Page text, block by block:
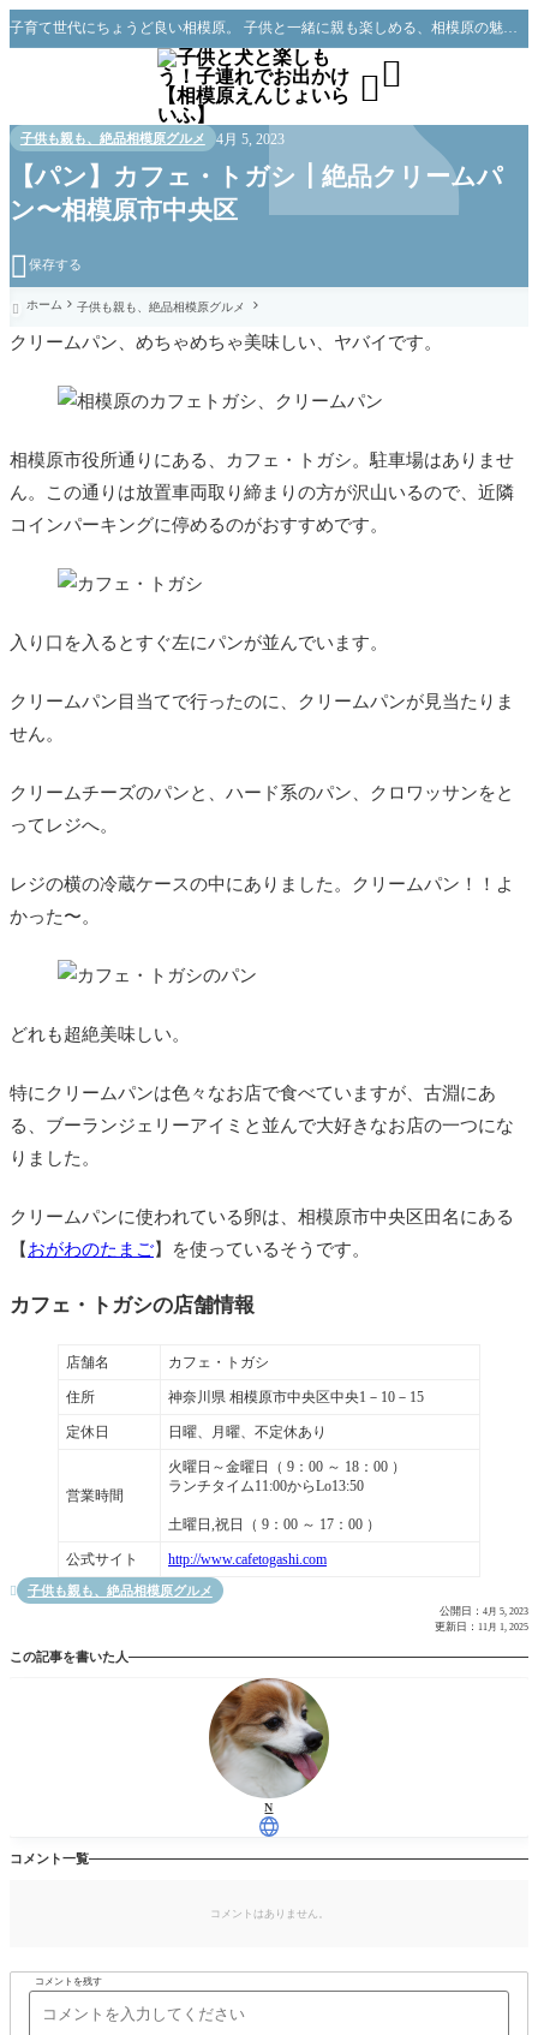
子供も親も、絶品相模原グルメ 4月 5, 2023
【パン】カフェ・トガシ┃絶品クリームパ
ン〜相模原市中央区
 保存する
子育て世代にちょうど良い相模原。 子供と一緒に親も楽しめる、相模原の魅力をお伝えできればと思っています。

 ホーム 子供も親も、絶品相模原グルメ
クリームパン、めちゃめちゃ美味しい、ヤバイです。
相模原市役所通りにある、カフェ・トガシ。駐車場はありませ
ん。この通りは放置車両取り締まりの方が沢山いるので、近隣
コインパーキングに停めるのがおすすめです。
入り口を入るとすぐ左にパンが並んでいます。
クリームパン目当てで行ったのに、クリームパンが見当たりま
せん。
クリームチーズのパンと、ハード系のパン、クロワッサンをと
ってレジへ。
レジの横の冷蔵ケースの中にありました。クリームパン！！よ
かった〜。
どれも超絶美味しい。
特にクリームパンは色々なお店で食べていますが、古淵にあ
る、ブーランジェリーアイミと並んで大好きなお店の一つにな
りました。
クリームパンに使われている卵は、相模原市中央区田名にある
【 おがわのたまご】を使っているそうです。
カフェ・トガシの店舗情報
店舗名 カフェ・トガシ
住所 神奈川県 相模原市中央区中央1－10－15
定休日 日曜、月曜、不定休あり
営業時間
火曜日～金曜日（ 9：00 ～ 18：00 ）
ランチタイム11:00からLo13:50
土曜日,祝日（ 9：00 ～ 17：00 ）
公式サイト http://www.cafetogashi.com
 子供も親も、絶品相模原グルメ
公開日： 4月 5, 2023
更新日： 11月 1, 2025
この記事を書いた人
N
コメント一覧
コメントはありません。
コメントを残す